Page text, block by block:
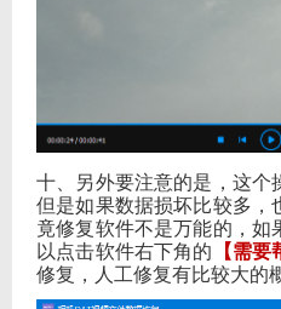
十、另外要注意的是，这个
但是如果数据损坏比较多，
竟修复软件不是万能的，如
以点击软件右下角的 【需要
修复，人工修复有比较大的